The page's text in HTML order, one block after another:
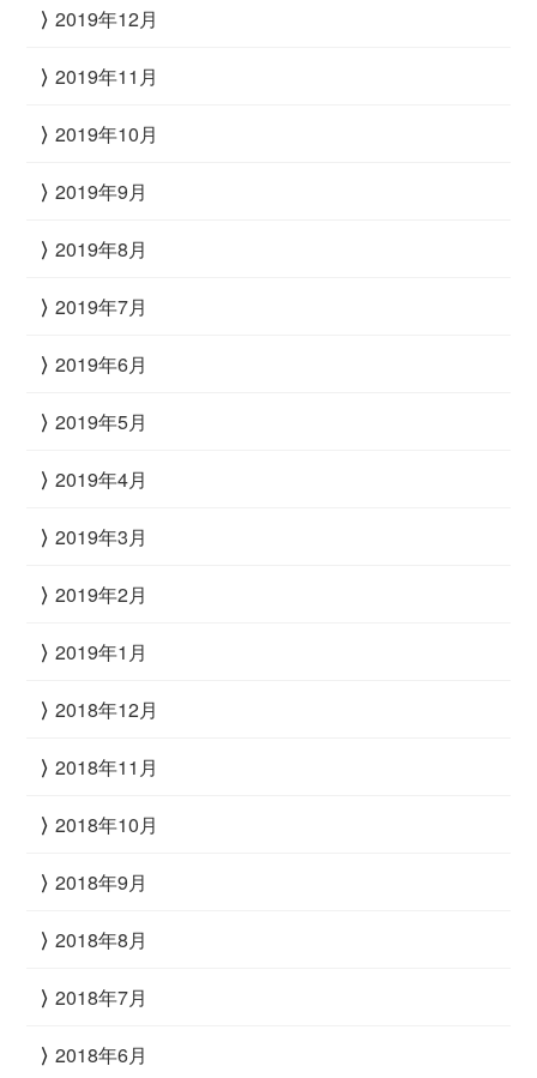
2019年12月
2019年11月
2019年10月
2019年9月
2019年8月
2019年7月
2019年6月
2019年5月
2019年4月
2019年3月
2019年2月
2019年1月
2018年12月
2018年11月
2018年10月
2018年9月
2018年8月
2018年7月
2018年6月